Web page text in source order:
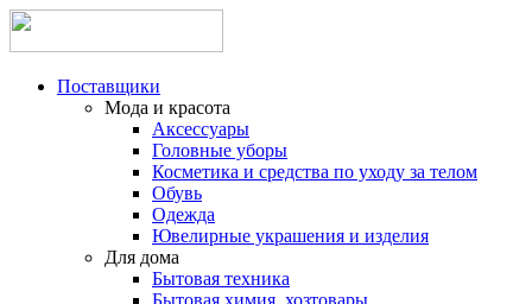
Поставщики
Мода и красота
Аксессуары
Головные уборы
Косметика и средства по уходу за телом
Обувь
Одежда
Ювелирные украшения и изделия
Для дома
Бытовая техника
Бытовая химия, хозтовары